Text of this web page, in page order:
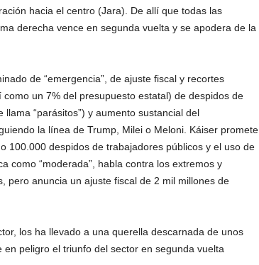
hacia el centro (Jara). De allí que todas las
derecha vence en segunda vuelta y se apodera de la
de “emergencia”, de ajuste fiscal y recortes
un 7% del presupuesto estatal) de despidos de
“parásitos”) y aumento sustancial del
la línea de Trump, Milei o Meloni. Káiser promete
100.000 despidos de trabajadores públicos y el uso de
como “moderada”, habla contra los extremos y
pero anuncia un ajuste fiscal de 2 mil millones de
los ha llevado a una querella descarnada de unos
peligro el triunfo del sector en segunda vuelta